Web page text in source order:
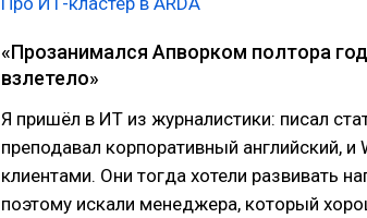
«Прозанимался Апворком полтора
взлетело»
Я пришёл в ИТ из журналистики: писал
преподавал корпоративный английский,
клиентами. Они тогда хотели развивать
поэтому искали менеджера, который